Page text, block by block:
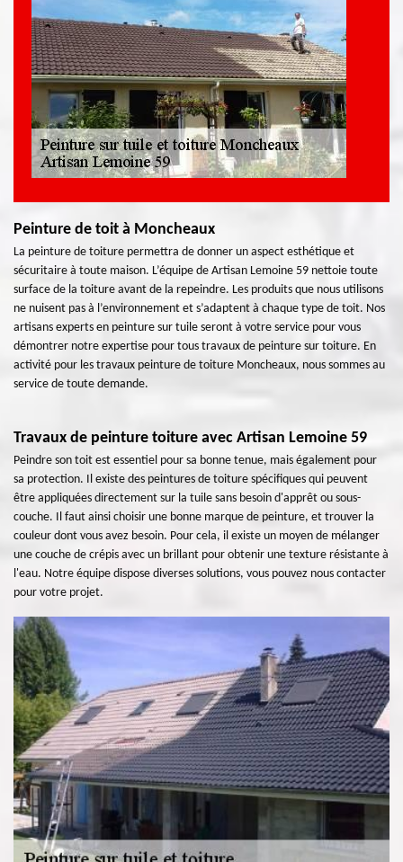
Peinture de toit à Moncheaux
La peinture de toiture permettra de donner un aspect esthétique et
sécuritaire à toute maison. L’équipe de Artisan Lemoine 59 nettoie toute
surface de la toiture avant de la repeindre. Les produits que nous utilisons
ne nuisent pas à l’environnement et s’adaptent à chaque type de toit. Nos
artisans experts en peinture sur tuile seront à votre service pour vous
démontrer notre expertise pour tous travaux de peinture sur toiture. En
activité pour les travaux peinture de toiture Moncheaux, nous sommes au
service de toute demande.
Travaux de peinture toiture avec Artisan Lemoine 59
Peindre son toit est essentiel pour sa bonne tenue, mais également pour
sa protection. Il existe des peintures de toiture spécifiques qui peuvent
être appliquées directement sur la tuile sans besoin d'apprêt ou sous-
couche. Il faut ainsi choisir une bonne marque de peinture, et trouver la
couleur dont vous avez besoin. Pour cela, il existe un moyen de mélanger
une couche de crépis avec un brillant pour obtenir une texture résistante à
l'eau. Notre équipe dispose diverses solutions, vous pouvez nous contacter
pour votre projet.